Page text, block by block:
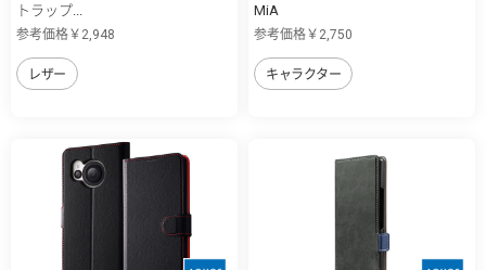
トラップ...
参考価格￥2,948
レザー
MiA
参考価格￥2,750
キャラクター